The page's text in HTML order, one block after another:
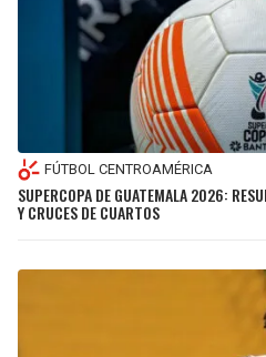
FÚTBOL CENTROAMÉRICA
SUPERCOPA DE GUATEMALA 2026:
Y CRUCES DE CUARTOS